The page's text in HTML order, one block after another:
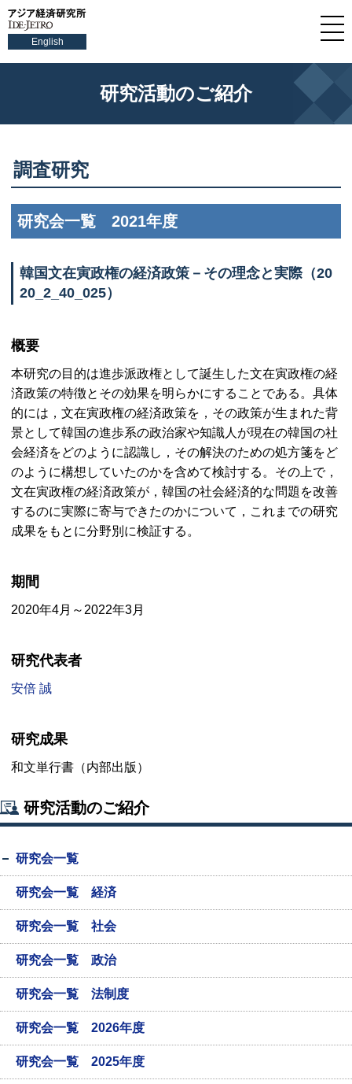
English
研究活動のご紹介
調査研究
研究会一覧 2021年度
韓国文在寅政権の経済政策－その理念と実際（20
20_2_40_025）
概要
本研究の目的は進歩派政権として誕生した文在寅政権の経
済政策の特徴とその効果を明らかにすることである。具体
的には，文在寅政権の経済政策を，その政策が生まれた背
景として韓国の進歩系の政治家や知識人が現在の韓国の社
会経済をどのように認識し，その解決のための処方箋をど
のように構想していたのかを含めて検討する。その上で，
文在寅政権の経済政策が，韓国の社会経済的な問題を改善
するのに実際に寄与できたのかについて，これまでの研究
成果をもとに分野別に検証する。
期間
2020年4月～2022年3月
研究代表者
安倍 誠
研究成果
和文単行書（内部出版）
研究活動のご紹介
研究会一覧
研究会一覧 経済
研究会一覧 社会
研究会一覧 政治
研究会一覧 法制度
研究会一覧 2026年度
研究会一覧 2025年度